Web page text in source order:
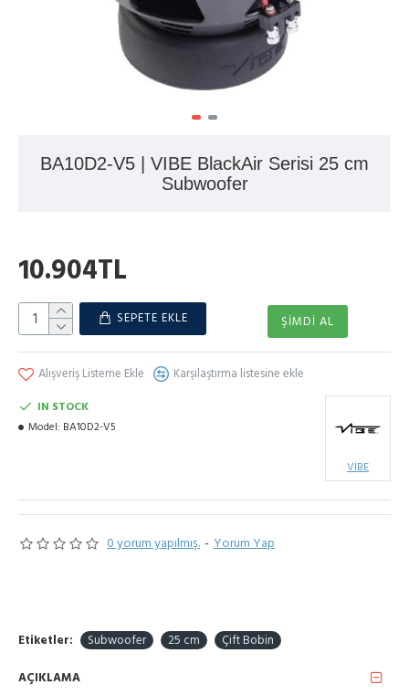
BA10D2-V5 | VIBE BlackAir Serisi 25 cm
Subwoofer
IN STOCK
Model: BA10D2-V5
VIBE
0 yorum yapılmış. - Yorum Yap
10.904TL
SEPETE EKLE ŞIMDI AL
Alışveriş Listeme Ekle Karşılaştırma listesine ekle
Etiketler: Subwoofer 25 cm Çift Bobin
AÇIKLAMA